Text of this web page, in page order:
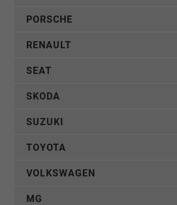
PORSCHE
RENAULT
SEAT
SKODA
SUZUKI
TOYOTA
VOLKSWAGEN
MG